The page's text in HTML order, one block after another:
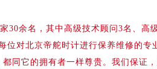
30余名，其中高级技术顾问3名、高
位对北京帝舵时计进行保养维修的专
同它的拥有者一样尊贵。我们保证